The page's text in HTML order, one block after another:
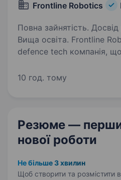
Frontline Robotics
Повна зайнятість.
Вища освіта. Frontline Robotics — українська
defence tech компанія,
систем для Сил безпеки
10 год. тому
Резюме —
нової роботи
Не більше 3 хвилин
Щоб створити та розмістити